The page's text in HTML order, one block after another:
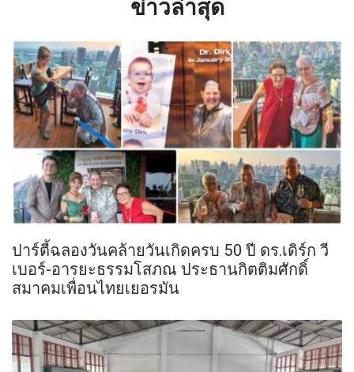
ข่าวล่าสุด
ปาร์ตี้ฉลองวันคล้ายวันเกิดครบ 50 ปี ดร.เดิร์ก วี
เบอร์-อารยะธรรมโสภณ ประธานกิตติมศักดิ์
สมาคมเพื่อนไทยเยอรมัน